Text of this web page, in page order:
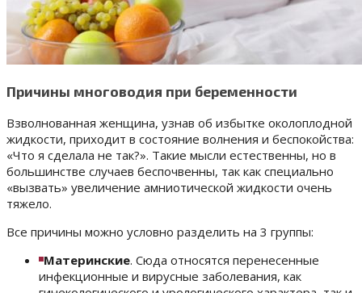
Причины многоводия при беременности
Взволнованная женщина, узнав об избытке околоплодной
жидкости, приходит в состояние волнения и беспокойства:
«Что я сделала не так?». Такие мысли естественны, но в
большинстве случаев беспочвенны, так как специально
«вызвать» увеличение амниотической жидкости очень
тяжело.
Все причины можно условно разделить на 3 группы:
Материнские. Сюда относятся перенесенные
инфекционные и вирусные заболевания, как